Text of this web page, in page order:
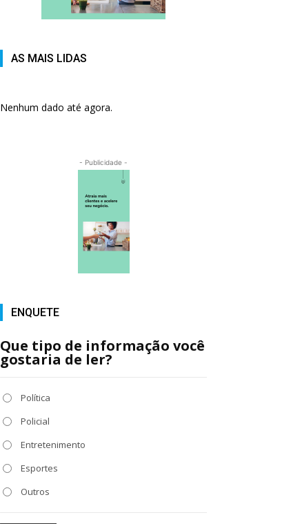
AS MAIS LIDAS
Nenhum dado até agora.
- Publicidade -
ENQUETE
Que tipo de informação você
gostaria de ler?
Política
Policial
Entretenimento
Esportes
Outros